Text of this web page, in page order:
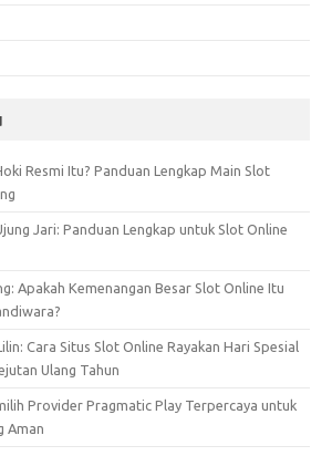
Resmi Itu? Panduan Lengkap Main Slot
Jari: Panduan Lengkap untuk Slot Online
Apakah Kemenangan Besar Slot Online Itu
Cara Situs Slot Online Rayakan Hari Spesial
Ulang Tahun
Provider Pragmatic Play Terpercaya untuk
Aman